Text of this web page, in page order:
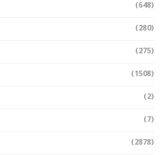
(648)
(280)
(275)
(1508)
(2)
(7)
(2878)